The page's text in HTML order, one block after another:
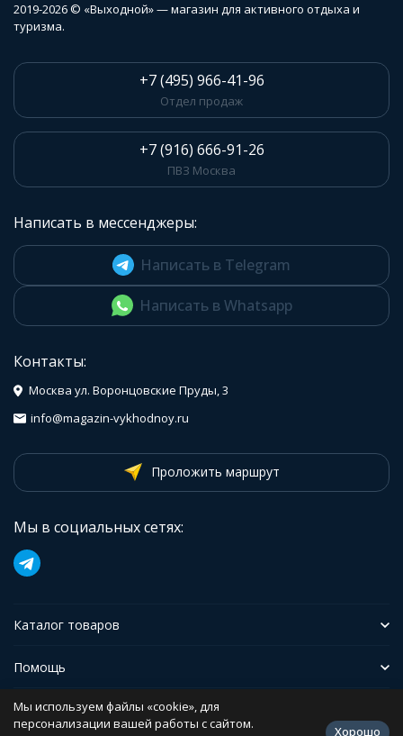
2019-2026 © «Выходной» — магазин для активного отдыха и
туризма.
+7 (495) 966-41-96
Отдел продаж
+7 (916) 666-91-26
ПВЗ Москва
Написать в мессенджеры:
Написать в Telegram
Написать в Whatsapp
Контакты:
Москва ул. Воронцовские Пруды, 3
info@magazin-vykhodnoy.ru
Проложить маршрут
Мы в социальных сетях:
Каталог товаров
Помощь
Иформация
Мы используем файлы «cookie», для
персонализации вашей работы с сайтом.
Хорошо